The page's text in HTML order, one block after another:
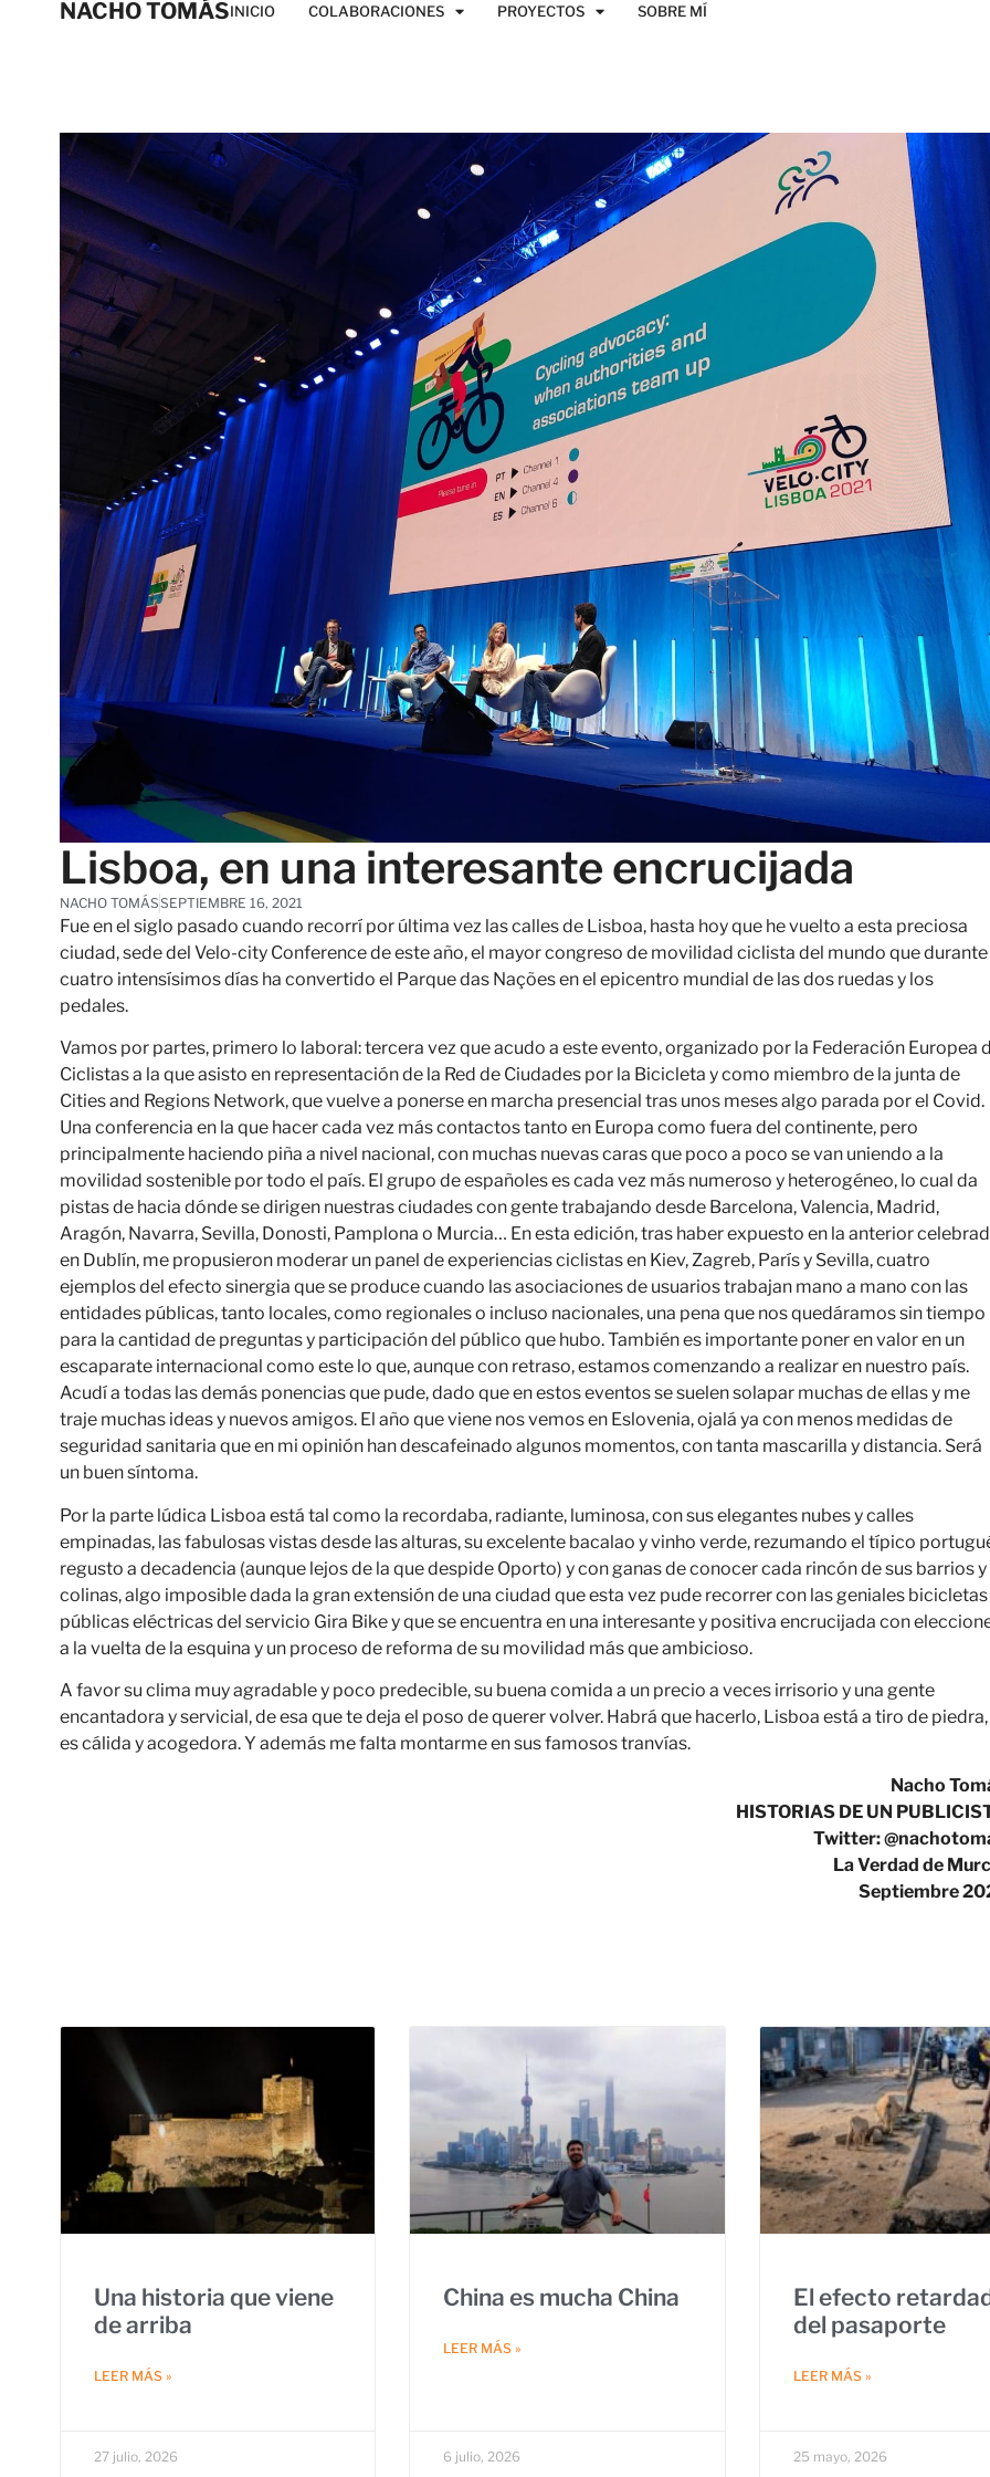
NACHO TOMÁSINICIO COLABORACIONES PROYECTOS SOBRE MÍ
Lisboa, en una interesante encrucijada
NACHO TOMÁSSEPTIEMBRE 16, 2021
Fue en el siglo pasado cuando recorrí por última vez las calles de Lisboa, hasta hoy que he vuelto a esta preciosa
ciudad, sede del Velo-city Conference de este año, el mayor congreso de movilidad ciclista del mundo que durante
cuatro intensísimos días ha convertido el Parque das Nações en el epicentro mundial de las dos ruedas y los
pedales.
Vamos por partes, primero lo laboral: tercera vez que acudo a este evento, organizado por la Federación Europea
Ciclistas a la que asisto en representación de la Red de Ciudades por la Bicicleta y como miembro de la junta de
Cities and Regions Network, que vuelve a ponerse en marcha presencial tras unos meses algo parada por el Covid.
Una conferencia en la que hacer cada vez más contactos tanto en Europa como fuera del continente, pero
principalmente haciendo piña a nivel nacional, con muchas nuevas caras que poco a poco se van uniendo a la
movilidad sostenible por todo el país. El grupo de españoles es cada vez más numeroso y heterogéneo, lo cual da
pistas de hacia dónde se dirigen nuestras ciudades con gente trabajando desde Barcelona, Valencia, Madrid,
Aragón, Navarra, Sevilla, Donosti, Pamplona o Murcia… En esta edición, tras haber expuesto en la anterior
en Dublín, me propusieron moderar un panel de experiencias ciclistas en Kiev, Zagreb, París y Sevilla, cuatro
ejemplos del efecto sinergia que se produce cuando las asociaciones de usuarios trabajan mano a mano con las
entidades públicas, tanto locales, como regionales o incluso nacionales, una pena que nos quedáramos sin tiempo
para la cantidad de preguntas y participación del público que hubo. También es importante poner en valor en un
escaparate internacional como este lo que, aunque con retraso, estamos comenzando a realizar en nuestro país.
Acudí a todas las demás ponencias que pude, dado que en estos eventos se suelen solapar muchas de ellas y me
traje muchas ideas y nuevos amigos. El año que viene nos vemos en Eslovenia, ojalá ya con menos medidas de
seguridad sanitaria que en mi opinión han descafeinado algunos momentos, con tanta mascarilla y distancia. Será
un buen síntoma.
Por la parte lúdica Lisboa está tal como la recordaba, radiante, luminosa, con sus elegantes nubes y calles
empinadas, las fabulosas vistas desde las alturas, su excelente bacalao y vinho verde, rezumando el típico
regusto a decadencia (aunque lejos de la que despide Oporto) y con ganas de conocer cada rincón de sus barrios y
colinas, algo imposible dada la gran extensión de una ciudad que esta vez pude recorrer con las geniales bicicletas
públicas eléctricas del servicio Gira Bike y que se encuentra en una interesante y positiva encrucijada con
a la vuelta de la esquina y un proceso de reforma de su movilidad más que ambicioso.
A favor su clima muy agradable y poco predecible, su buena comida a un precio a veces irrisorio y una gente
encantadora y servicial, de esa que te deja el poso de querer volver. Habrá que hacerlo, Lisboa está a tiro de piedra,
es cálida y acogedora. Y además me falta montarme en sus famosos tranvías.
Nacho
HISTORIAS DE UN
Twitter:
La Verdad de
Septiembre
Una historia que viene
de arriba
LEER MÁS »
27 julio, 2026
China es mucha China
LEER MÁS »
6 julio, 2026
El efecto
del pasaporte
LEER MÁS »
25 mayo, 2026